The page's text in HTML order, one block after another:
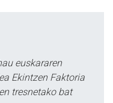
euskararen
Ekintzen Faktoria
tresnetako bat